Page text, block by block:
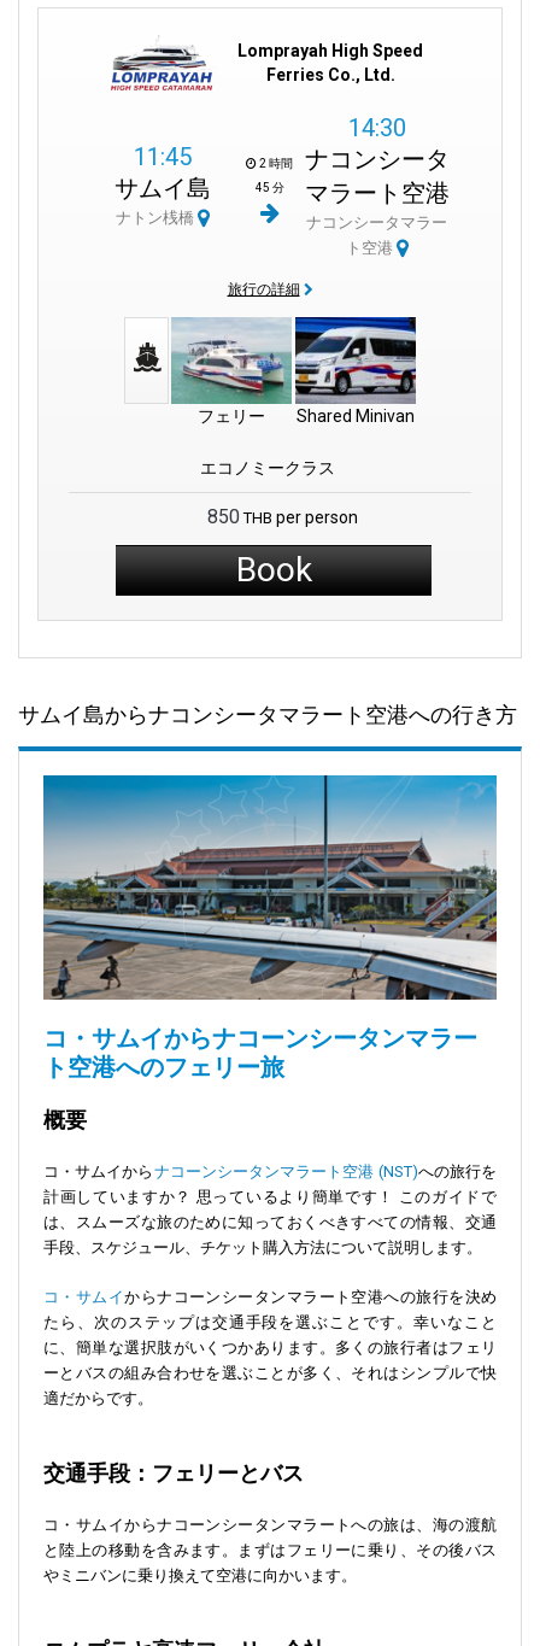
Lomprayah High Speed
Ferries Co., Ltd.
11:45
サムイ島
ナトン桟橋
2 時間
45 分
14:30
ナコンシータ
マラート空港
ナコンシータマラー
ト空港
旅行の詳細
フェリー Shared Minivan
エコノミークラス
850 THB per person
Book
サムイ島からナコンシータマラート空港への行き方
コ・サムイからナコーンシータンマラー
ト空港へのフェリー旅
概要
コ・サムイから ナコーンシータンマラート空港 (NST)への旅行を
計画していますか？ 思っているより簡単です！ このガイドで
は、スムーズな旅のために知っておくべきすべての情報、交通
手段、スケジュール、チケット購入方法について説明します。
コ・サムイからナコーンシータンマラート空港への旅行を決め
たら、次のステップは交通手段を選ぶことです。幸いなこと
に、簡単な選択肢がいくつかあります。多くの旅行者はフェリ
ーとバスの組み合わせを選ぶことが多く、それはシンプルで快
適だからです。
交通手段：フェリーとバス
コ・サムイからナコーンシータンマラートへの旅は、海の渡航
と陸上の移動を含みます。まずはフェリーに乗り、その後バス
やミニバンに乗り換えて空港に向かいます。